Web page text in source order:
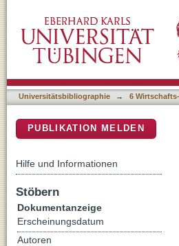
Sicherheitspolitik :
neorealistischen
Universitätsbibliographie → 6
PUBLIKATION MELDEN
Hilfe und Informationen
Stöbern
Dokumentanzeige
Erscheinungsdatum
Autoren